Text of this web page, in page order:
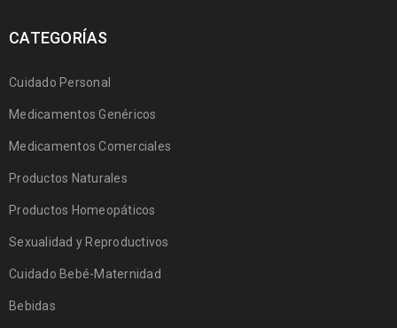
CATEGORÍAS
Cuidado Personal
Medicamentos Genéricos
Medicamentos Comerciales
Productos Naturales
Productos Homeopáticos
Sexualidad y Reproductivos
Cuidado Bebé-Maternidad
Bebidas